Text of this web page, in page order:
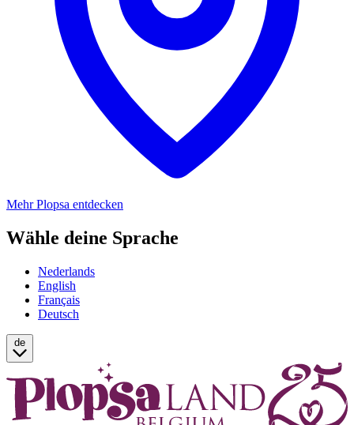
Mehr Plopsa entdecken
Wähle deine Sprache
Nederlands
English
Français
Deutsch
de